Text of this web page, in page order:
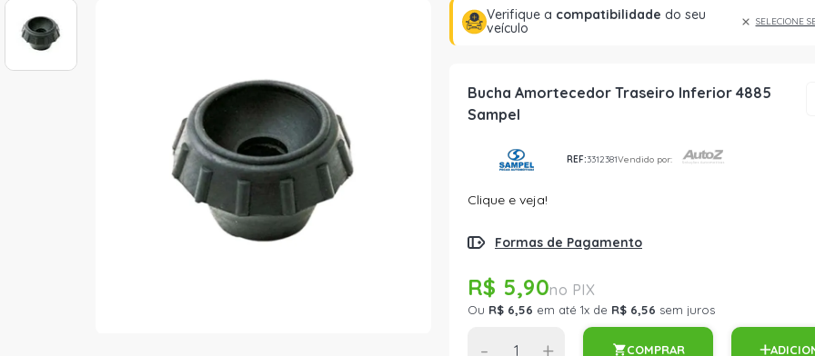
Verifique a compatibilidade do seu
veículo
SELECIONE
Bucha Amortecedor Traseiro Inferior 4885
Sampel
REF:3312381Vendido por:
Clique e veja!
Formas de Pagamento
R$ 5,90
Ou R$ 6,56 em até 1x de R$ 6,56 sem juros
- + COMPRAR